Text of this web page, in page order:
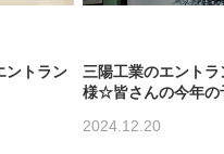
ントラン
三陽工業のエント
様☆皆さんの今年の
2024.12.20